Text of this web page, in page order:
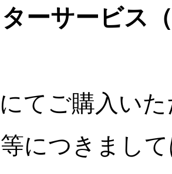
ーサービス
てご購入い
につきまし